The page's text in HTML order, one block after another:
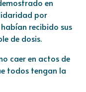
en
por
recibido sus
de dosis.
caer en actos de
todos tengan la